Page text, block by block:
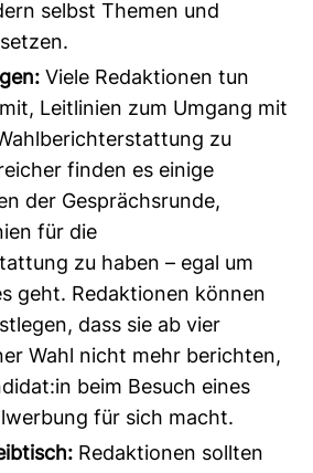
selbst Themen und
Viele Redaktionen tun
Leitlinien zum Umgang mit
zu
finden es einige
der Gesprächsrunde,
für die
zu haben – egal um
geht. Redaktionen können
dass sie ab vier
Wahl nicht mehr berichten,
beim Besuch eines
für sich macht.
Redaktionen sollten